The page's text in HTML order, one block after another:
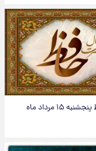
فال حافظ پنجشنبه ۱۵ مرداد ماه